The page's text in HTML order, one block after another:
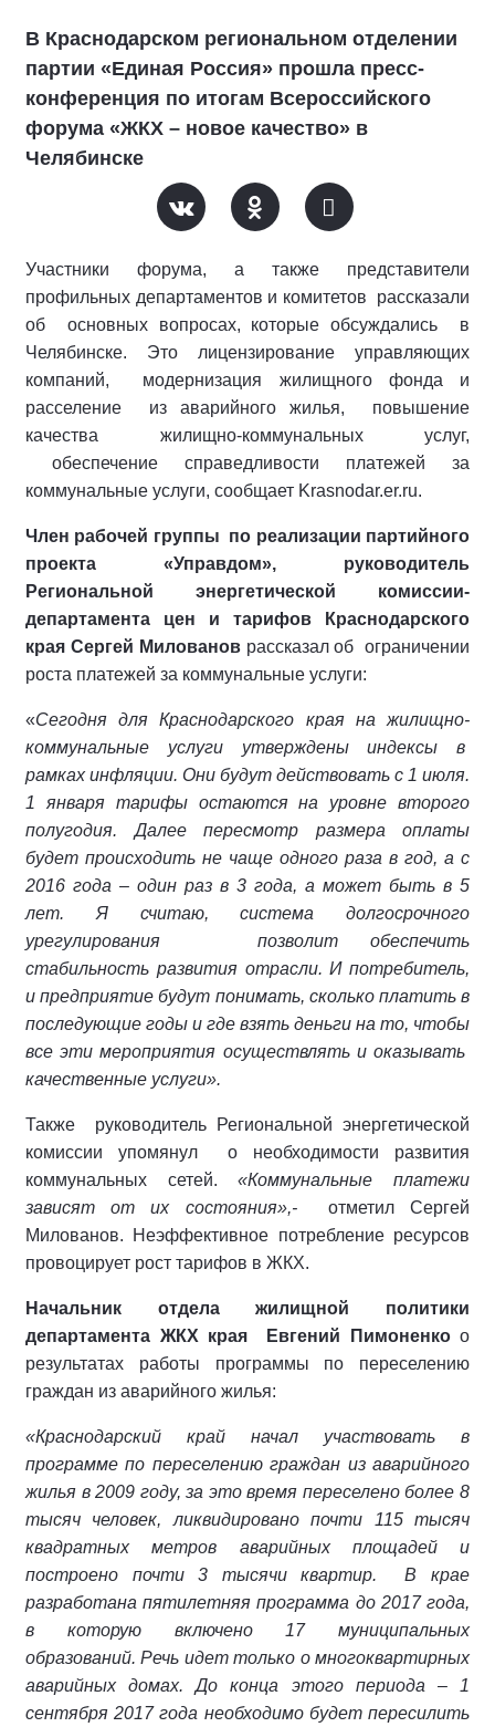
В Краснодарском региональном отделении
партии «Единая Россия» прошла пресс-
конференция по итогам Всероссийского
форума «ЖКХ – новое качество» в
Челябинске
Участники форума, а также представители
профильных департаментов и комитетов рассказали
об основных вопросах, которые обсуждались в
Челябинске. Это лицензирование управляющих
компаний, модернизация жилищного фонда и
расселение из аварийного жилья, повышение
качества жилищно-коммунальных услуг,
обеспечение справедливости платежей за
коммунальные услуги, сообщает Krasnodar.er.ru.
Член рабочей группы по реализации партийного
проекта «Управдом», руководитель
Региональной энергетической комиссии-
департамента цен и тарифов Краснодарского
края Сергей Милованов рассказал об ограничении
роста платежей за коммунальные услуги:
«Сегодня для Краснодарского края на жилищно-
коммунальные услуги утверждены индексы в
рамках инфляции. Они будут действовать с 1 июля.
1 января тарифы остаются на уровне второго
полугодия. Далее пересмотр размера оплаты
будет происходить не чаще одного раза в год, а с
2016 года – один раз в 3 года, а может быть в 5
лет. Я считаю, система долгосрочного
урегулирования позволит обеспечить
стабильность развития отрасли.И потребитель,
и предприятие будут понимать, сколько платить в
последующие годы и где взять деньги на то, чтобы
все эти мероприятия осуществлять и оказывать
качественные услуги».
Также руководитель Региональной энергетической
комиссии упомянул о необходимости развития
коммунальных сетей.«Коммунальные платежи
зависят от их состояния»,- отметил Сергей
Милованов. Неэффективное потребление ресурсов
провоцирует рост тарифов в ЖКХ.
Начальник отдела жилищной политики
департамента ЖКХ края Евгений Пимоненко о
результатах работы программы по переселению
граждан из аварийного жилья:
«Краснодарский край начал участвовать в
программе по переселению граждан из аварийного
жилья в 2009 году, за это время переселено более 8
тысяч человек, ликвидировано почти 115 тысяч
квадратных метров аварийных площадей и
построено почти 3 тысячи квартир. В крае
разработана пятилетняя программа до 2017 года,
в которую включено 17 муниципальных
образований. Речь идет только о многоквартирных
аварийных домах. До конца этого периода – 1
сентября 2017 года необходимо будет пересилить